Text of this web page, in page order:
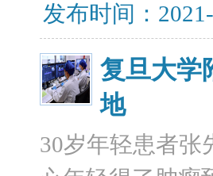
发布时间：
复旦大学
地
30岁年轻患者张